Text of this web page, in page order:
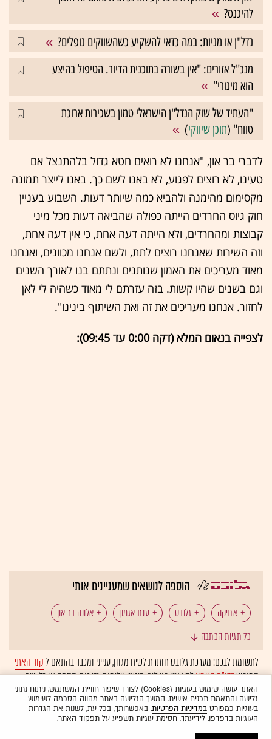
להיכנס?
נדל"ן או מניות: במה כדאי להשקיע כשהשווקים נופלים?
מנכ"ל אזורים: "אין בשורה בתוכנית הדיור. הטיפול בהיצע
הוא מינורי"
"העתיד של שוק הנדל"ן הישראלי טמון בשכירות ארוכת
טווח" (תוכן שיווקי)
לדברי בר און, "אנחנו לא רואים חטא גדול בלהתנצל אם
טעינו, לא רוצים לפגוע, לא באנו לשם כך. באנו לייצר תמונה
מקסימום מהימנה ולהביא כמה שיותר דעות. השבוע בעניין
חוק גיוס החרדים הייתה כפולה שהביאה דעות מכל מיני
קבוצות ומהחרדים, ולא הייתה דעה אחת, כי אין דעה אחת,
וזה השירות שאנחנו רוצים לתת, ולשם אנחנו מכוונים, ואנחנו
מאוד מעריכים את האמון שנותנים ונתתם בנו לאורך השנים
וגם בשנים שהיו קשות. בזה עזרתם לי מאוד כשהיה לי לאן
לחזור. אנחנו מעריכים את זה ואת השיתוף בינינו".
לצפייה בנאום המלא (דקה 0:00 עד 09:45):
הוספה לנושאים שמעניינים אותי
אתיקה גלובס ענת אגמון אלונה בר און
כל תגיות הכתבה
לתשומת לבכם: מערכת גלובס חותרת לשיח מגוון, ענייני ומכבד בהתאם לקוד האתי
המופיעבדו"ח האמוןלפיו אנו פועלים. ביטויי אלימות, גזענות, הסתה או כל שיח
בלתי הולם אחר מסוננים בצורהאוטומטיתולא יפורסמו באתר.
האתר עושה שימוש בעוגיות (Cookies) לצורך שיפור חוויית המשתמש, ניתוח נתוני
גלישה והתאמת תכנים אישית. המשך הגלישה באתר מהווה הסכמה לשימוש
בעוגיות כמפורטבמדיניות הפרטיות. באפשרותך, בכל עת, לשנות את הגדרות
העוגיות בדפדפן. לידיעתך, חסימת עוגיות תשפיע על תפקוד האתר.